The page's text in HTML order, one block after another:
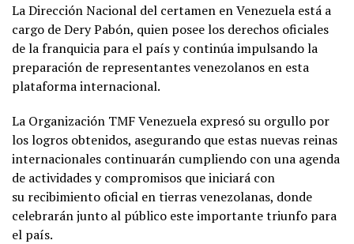
La Dirección Nacional del certamen en Venezuela está a
cargo de Dery Pabón, quien posee los derechos oficiales
de la franquicia para el país y continúa impulsando la
preparación de representantes venezolanos en esta
plataforma internacional.
La Organización TMF Venezuela expresó su orgullo por
los logros obtenidos, asegurando que estas nuevas reinas
internacionales continuarán cumpliendo con una agenda
de actividades y compromisos que iniciará con
su recibimiento oficial en tierras venezolanas, donde
celebrarán junto al público este importante triunfo para
el país.